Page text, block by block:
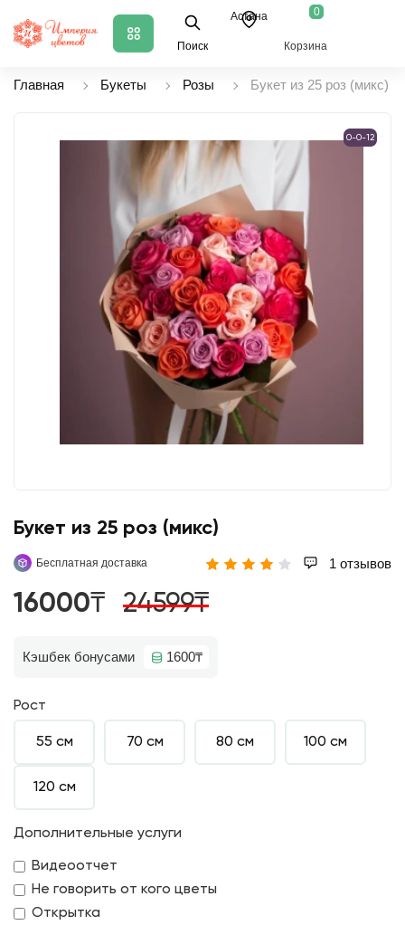
Поиск
Астана 0
Корзина
Главная Букеты Розы Букет из 25 роз (микс)
0-0-12
Букет из 25 роз (микс)
Бесплатная доставка 1 отзывов
16000₸ 24599₸
Кэшбек бонусами 1600₸
Рост
55 см 70 см 80 см 100 см
120 см
Дополнительные услуги
Видеоотчет
Не говорить от кого цветы
Открытка